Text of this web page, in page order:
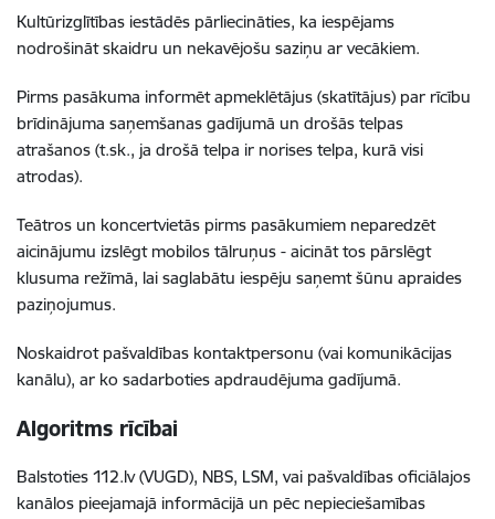
Kultūrizglītības iestādēs pārliecināties, ka iespējams
nodrošināt skaidru un nekavējošu saziņu ar vecākiem.
Pirms pasākuma informēt apmeklētājus (skatītājus) par rīcību
brīdinājuma saņemšanas gadījumā un drošās telpas
atrašanos (t.sk., ja drošā telpa ir norises telpa, kurā visi
atrodas).
Teātros un koncertvietās pirms pasākumiem neparedzēt
aicinājumu izslēgt mobilos tālruņus - aicināt tos pārslēgt
klusuma režīmā, lai saglabātu iespēju saņemt šūnu apraides
paziņojumus.
Noskaidrot pašvaldības kontaktpersonu (vai komunikācijas
kanālu), ar ko sadarboties apdraudējuma gadījumā.
Algoritms rīcībai
Balstoties 112.lv (VUGD), NBS, LSM, vai pašvaldības oficiālajos
kanālos pieejamajā informācijā un pēc nepieciešamības